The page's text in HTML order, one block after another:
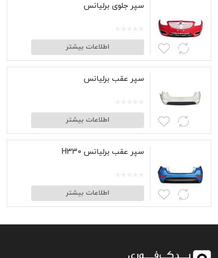
سپر جلوی برلیانس
اطلاعات بیشتر
سپر عقب برلیانس
اطلاعات بیشتر
سپر عقب برلیانس H330
اطلاعات بیشتر